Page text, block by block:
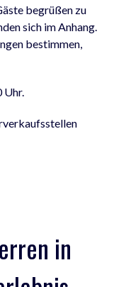
begrüßen zu
sich im Anhang.
bestimmen,
Uhr.
in